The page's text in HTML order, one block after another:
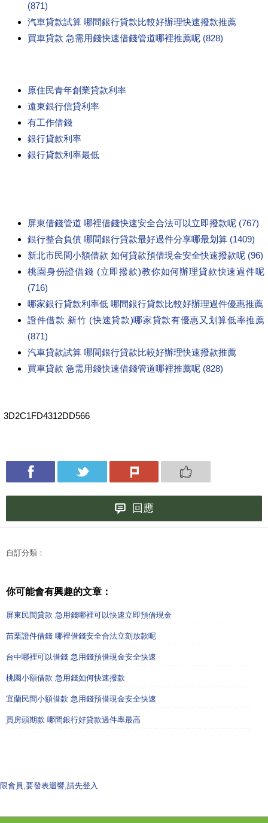
(871)
汽車貸款試算 哪間銀行貸款比較好辦理快速撥款推薦
買車貸款 急需用錢快速借錢管道哪裡推薦呢 (828)
原住民青年創業貸款利率
遠東銀行信貸利率
有工作借錢
銀行貸款利率
銀行貸款利率最低
屏東借錢管道 哪裡借錢快速安全合法可以立即撥款呢 (767)
銀行整合負債 哪間銀行貸款最好過件分享哪最划算 (1409)
新北市民間小額借款 如何貸款預借現金安全快速撥款呢 (96)
桃園身份證借錢 (立即撥款)教你如何辦理貸款快速過件呢
(716)
哪家銀行貸款利率低 哪間銀行貸款比較好辦理過件優惠推薦
證件借款 新竹 (快速貸款)哪家貸款有優惠又划算低率推薦
(871)
汽車貸款試算 哪間銀行貸款比較好辦理快速撥款推薦
買車貸款 急需用錢快速借錢管道哪裡推薦呢 (828)
3D2C1FD4312DD566
回應
自訂分類：
你可能會有興趣的文章：
屏東民間貸款 急用錢哪裡可以快速立即預借現金
苗栗證件借錢 哪裡借錢安全合法立刻放款呢
台中哪裡可以借錢 急用錢預借現金安全快速
桃園小額借款 急用錢如何快速撥款
宜蘭民間小額借款 急用錢預借現金安全快速
買房頭期款 哪間銀行好貸款過件率最高
限會員,要發表迴響,請先登入